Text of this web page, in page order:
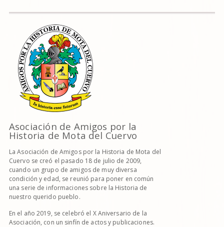
Asociación de Amigos por la
Historia de Mota del Cuervo
La Asociación de Amigos por la Historia de Mota del
Cuervo se creó el pasado 18 de julio de 2009,
cuando un grupo de amigos de muy diversa
condición y edad, se reunió para poner en común
una serie de informaciones sobre la Historia de
nuestro querido pueblo.
En el año 2019, se celebró el X Aniversario de la
Asociación, con un sinfín de actos y publicaciones.